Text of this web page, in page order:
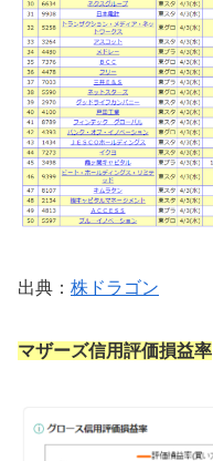
出典： 株ドラゴン
マザーズ信用評価損益率